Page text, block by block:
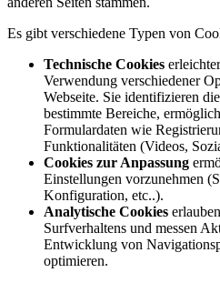
Es gibt verschiedene Typen von
Technische Cookies
Verwendung verschiedener
Webseite. Sie identifizieren
bestimmte Bereiche,
Formulardaten wie
Funktionalitäten (Videos,
Cookies zur Anpassung
Einstellungen vorzunehmen
Konfiguration, etc..).
Analytische Cookies
Surfverhaltens und messen
Entwicklung von
optimieren.